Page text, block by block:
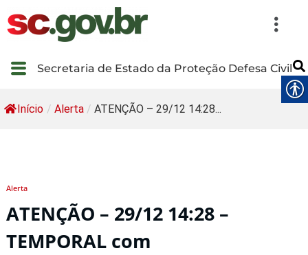
Secretaria de Estado da Proteção Defesa Civil
Início / Alerta / ATENÇÃO – 29/12 14:28...
Alerta
ATENÇÃO – 29/12 14:28 –
TEMPORAL com